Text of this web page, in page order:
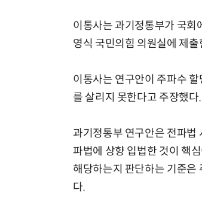
이통사는 과기정통부가 국회
영식 국민의힘 의원실에 제
이통사는 연구안이 주파수
를 살리지 못한다고 주장했다.
과기정통부 연구안은 전파법
파법에 상향 입법한 것이 핵
해당하는지 판단하는 기준은
다.